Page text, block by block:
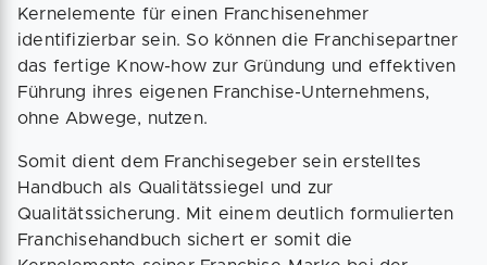
Kernelemente für einen Franchisenehmer
identifizierbar sein. So können die Franchisepartner
das fertige Know-how zur Gründung und effektiven
Führung ihres eigenen Franchise-Unternehmens,
ohne Abwege, nutzen.
Somit dient dem Franchisegeber sein erstelltes
Handbuch als Qualitätssiegel und zur
Qualitätssicherung. Mit einem deutlich formulierten
Franchisehandbuch sichert er somit die